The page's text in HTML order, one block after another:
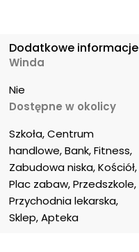
Dodatkowe informacje
Winda
Nie
Dostępne w okolicy
Szkoła, Centrum
handlowe, Bank, Fitness,
Zabudowa niska, Kościół,
Plac zabaw, Przedszkole,
Przychodnia lekarska,
Sklep, Apteka